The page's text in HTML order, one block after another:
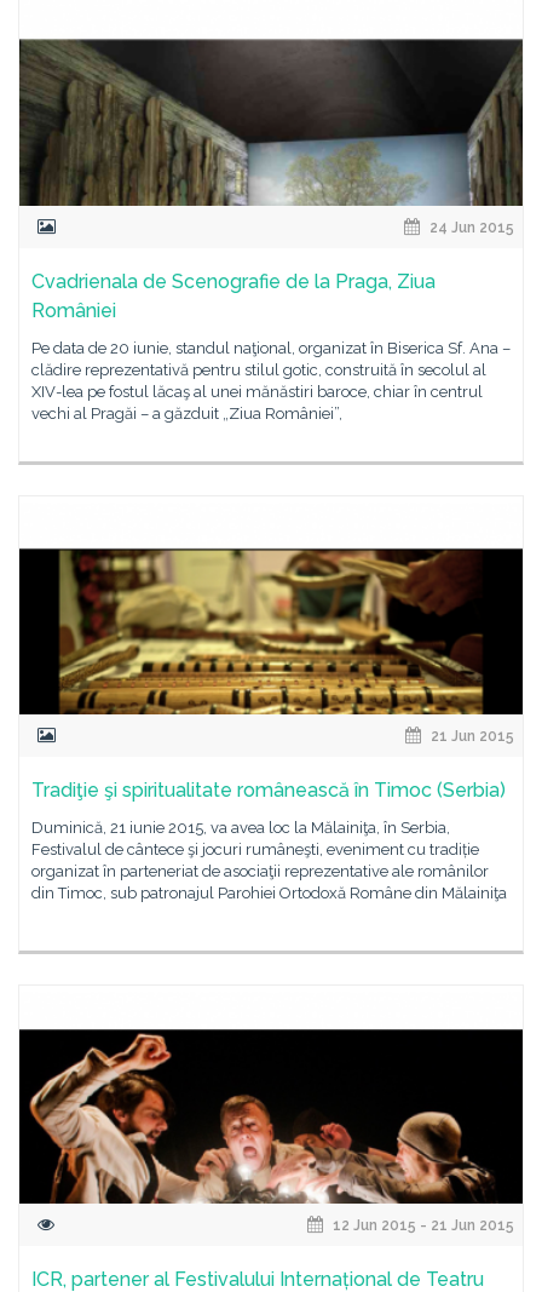
24 Jun 2015
Cvadrienala de Scenografie de la Praga, Ziua
României
Pe data de 20 iunie, standul naţional, organizat în Biserica Sf. Ana –
clădire reprezentativă pentru stilul gotic, construită în secolul al
XIV-lea pe fostul lăcaş al unei mănăstiri baroce, chiar în centrul
vechi al Pragăi – a găzduit „Ziua României”,
21 Jun 2015
Tradiţie şi spiritualitate românească în Timoc (Serbia)
Duminică, 21 iunie 2015, va avea loc la Mălainiţa, în Serbia,
Festivalul de cântece şi jocuri rumâneşti, eveniment cu tradiție
organizat în parteneriat de asociaţii reprezentative ale românilor
din Timoc, sub patronajul Parohiei Ortodoxă Române din Mălainiţa
12 Jun 2015 - 21 Jun 2015
ICR, partener al Festivalului Internațional de Teatru